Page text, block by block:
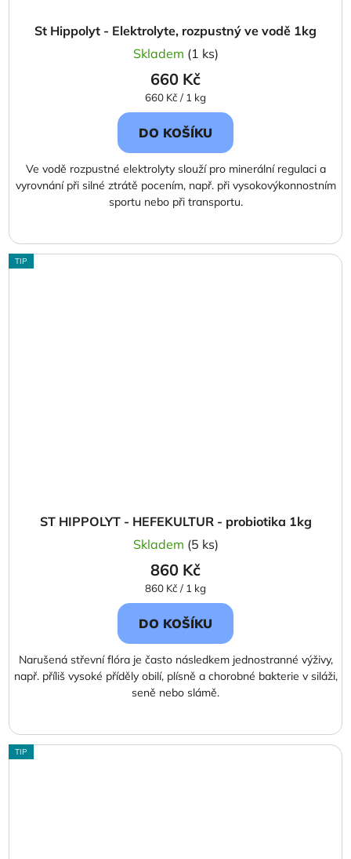
St Hippolyt - Elektrolyte, rozpustný ve vodě 1kg
Skladem (1 ks)
660 Kč
Měrná
cena:
660 Kč / 1 kg
DO KOŠÍKU
Ve vodě rozpustné elektrolyty slouží pro minerální regulaci a
vyrovnání při silné ztrátě pocením, např. při vysokovýkonnostním
sportu nebo při transportu.
TIP
ST HIPPOLYT - HEFEKULTUR - probiotika 1kg
Skladem (5 ks)
860 Kč
Měrná
cena:
860 Kč / 1 kg
DO KOŠÍKU
Narušená střevní flóra je často následkem jednostranné výživy,
např. příliš vysoké příděly obilí, plísně a chorobné bakterie v siláži,
seně nebo slámě.
TIP